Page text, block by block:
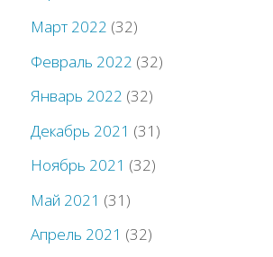
Март 2022 (32)
Февраль 2022 (32)
Январь 2022 (32)
Декабрь 2021 (31)
Ноябрь 2021 (32)
Май 2021 (31)
Апрель 2021 (32)